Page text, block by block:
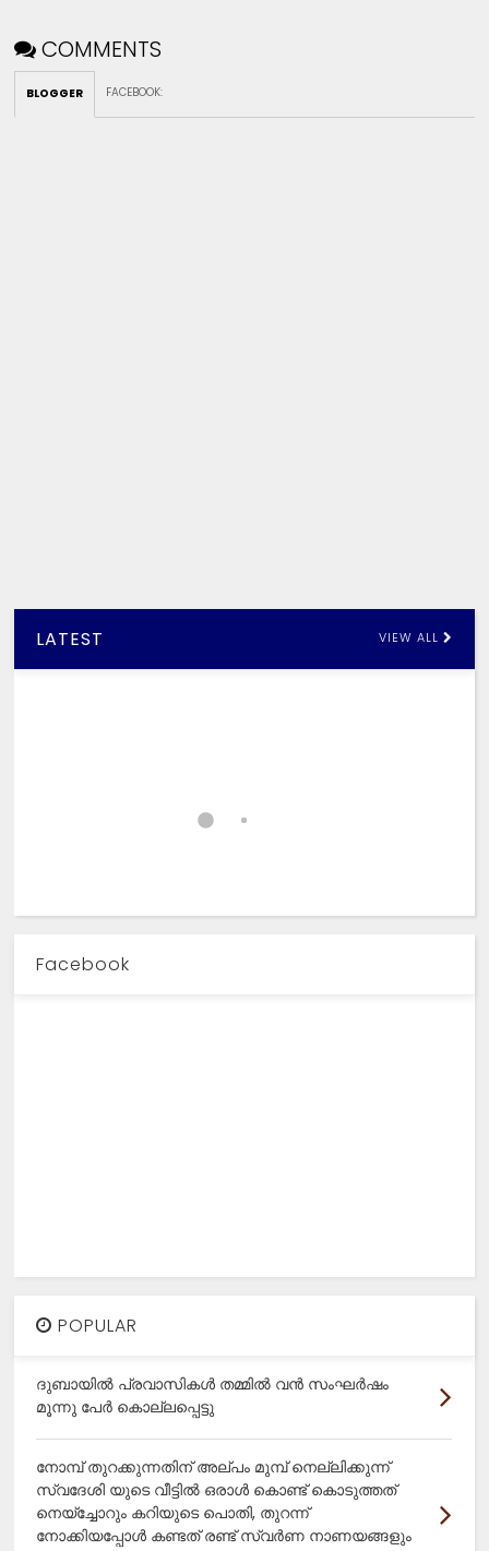
COMMENTS
BLOGGER FACEBOOK:
LATEST VIEW ALL
Facebook
POPULAR
ദുബായിൽ പ്രവാസികൾ തമ്മിൽ വൻ സംഘർഷം
മൂന്നു പേർ കൊല്ലപ്പെട്ടു
നോമ്പ് തുറക്കുന്നതിന് അല്പം മുമ്പ് നെല്ലിക്കുന്ന്
സ്വദേശി യുടെ വീട്ടിൽ ഒരാൾ കൊണ്ട് കൊടുത്തത്
നെയ്ച്ചോറും കറിയുടെ പൊതി, തുറന്ന്
നോക്കിയപ്പോൾ കണ്ടത് രണ്ട് സ്വർണ നാണയങ്ങളും